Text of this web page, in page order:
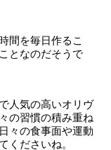
間を毎日作るこ
となのだそうで
人気の高いオリヴ
の習慣の積み重ね
々の食事面や運動
くださいね。